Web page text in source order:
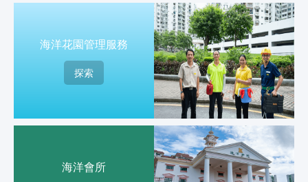
海洋花園管理服務
探索
海洋會所